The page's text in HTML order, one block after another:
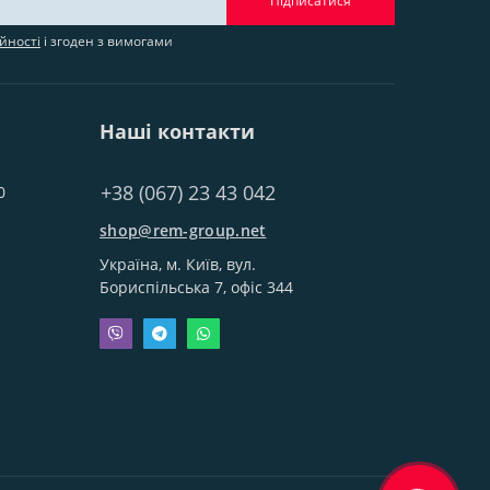
і згоден з вимогами
Наші контакти
+38 (067) 23 43 042
shop@rem-group.net
Україна, м. Київ, вул.
Бориспільська 7, офіс 344